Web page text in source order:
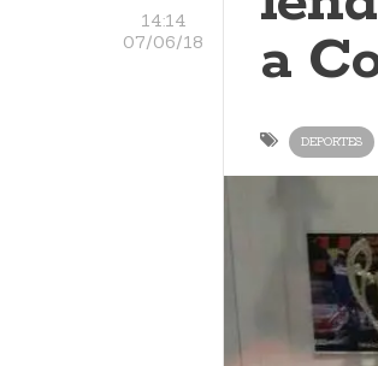
14:14
07/06/18
a
DEPORTES